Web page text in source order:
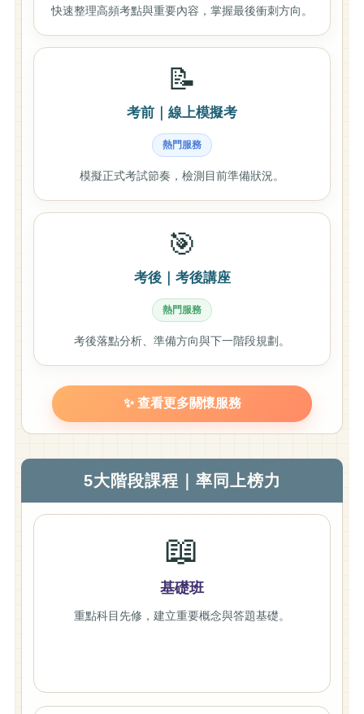
快速整理高頻考點與重要內容，掌握最後衝刺方向。
📝
考前｜線上模擬考
熱門服務
模擬正式考試節奏，檢測目前準備狀況。
🎯
考後｜考後講座
熱門服務
考後落點分析、準備方向與下一階段規劃。
✨ 查看更多關懷服務
5大階段課程｜率同上榜力
📖
基礎班
重點科目先修，建立重要概念與答題基礎。